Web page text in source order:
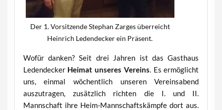
Der 1. Vorsitzende Stephan Zarges überreicht
Heinrich Ledendecker ein Präsent.
Wofür danken? Seit drei Jahren ist das Gasthaus
Ledendecker Heimat unseres Vereins. Es ermöglicht
uns, einmal wöchentlich unseren Vereinsabend
auszutragen, zusätzlich richten die I. und II.
Mannschaft ihre Heim-Mannschaftskämpfe dort aus.